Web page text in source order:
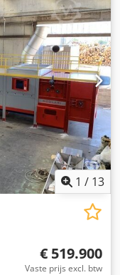
staat
12,5 tot 13 m3
van 70 Eva door te
van water
wat sneller
maakt
1 / 13
€ 519.900
Vaste prijs excl. btw